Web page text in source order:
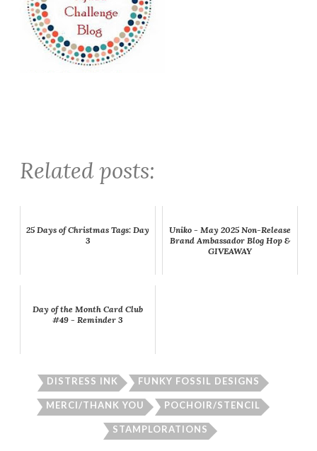
Related posts:
25 Days of Christmas Tags: Day
3
Uniko - May 2025 Non-Release
Brand Ambassador Blog Hop &
GIVEAWAY
Day of the Month Card Club
#49 - Reminder 3
DISTRESS INK FUNKY FOSSIL DESIGNS
MERCI/THANK YOU POCHOIR/STENCIL
STAMPLORATIONS